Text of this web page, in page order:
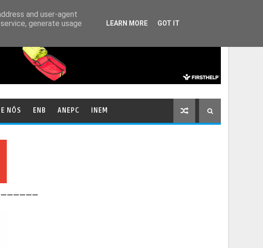
NÓS ENB ANEPC INEM
and user-agent
generate usage
LEARN MORE GOT IT